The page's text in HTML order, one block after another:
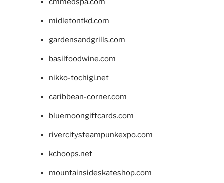
cmmedspa.com
midletontkd.com
gardensandgrills.com
basilfoodwine.com
nikko-tochigi.net
caribbean-corner.com
bluemoongiftcards.com
rivercitysteampunkexpo.com
kchoops.net
mountainsideskateshop.com